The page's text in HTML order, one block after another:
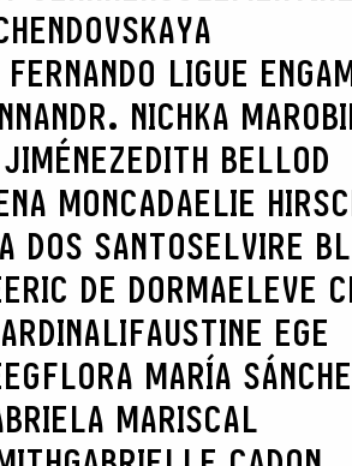
LIGUE
DR. NICHKA
EDITH BELLOD
MONCADAELIE
DOS SANTOSELVIRE
ERIC DE DORMAELEVE
FAUSTINE EGE
FLORA MARÍA
MARISCAL